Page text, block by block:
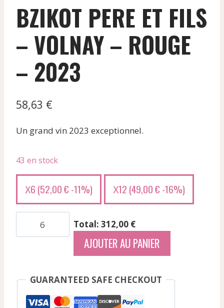
BZIKOT PERE ET FILS
– VOLNAY – ROUGE
– 2023
58,63 €
Un grand vin 2023 exceptionnel.
43 en stock
X6 (52,00€ -11%) X12 (49,00€ -16%)
Total: 312,00 €
AJOUTER AU PANIER
GUARANTEED SAFE CHECKOUT